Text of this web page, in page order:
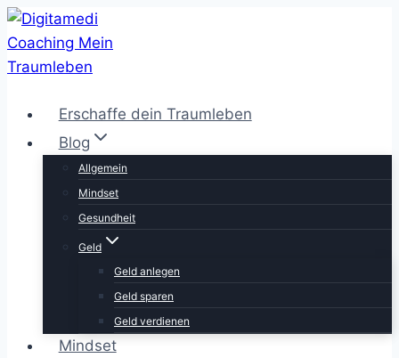
Zum
Inhalt
springen
Erschaffe dein Traumleben
Blog
Allgemein
Mindset
Gesundheit
Geld
Geld anlegen
Geld sparen
Geld verdienen
Mindset